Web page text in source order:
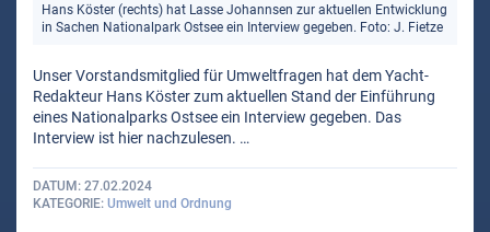
Hans Köster (rechts) hat Lasse Johannsen zur aktuellen Entwicklung
in Sachen Nationalpark Ostsee ein Interview gegeben. Foto: J. Fietze
Unser Vorstandsmitglied für Umweltfragen hat dem Yacht-
Redakteur Hans Köster zum aktuellen Stand der Einführung
eines Nationalparks Ostsee ein Interview gegeben. Das
Interview ist hier nachzulesen. …
DATUM 27.02.2024
KATEGORIE Umwelt und Ordnung